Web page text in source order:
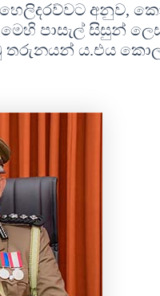
අනුව,
පාසැල් සිසුන්
තරුනයන් ය.එය